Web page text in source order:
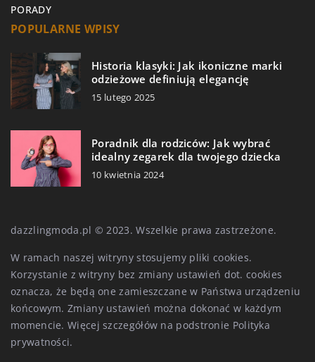
PORADY
POPULARNE WPISY
Historia klasyki: Jak ikoniczne marki
odzieżowe definiują elegancję
15 lutego 2025
Poradnik dla rodziców: Jak wybrać
idealny zegarek dla twojego dziecka
10 kwietnia 2024
dazzlingmoda.pl © 2023. Wszelkie prawa zastrzeżone.
W ramach naszej witryny stosujemy pliki cookies.
Korzystanie z witryny bez zmiany ustawień dot. cookies
oznacza, że będą one zamieszczane w Państwa urządzeniu
końcowym. Zmiany ustawień można dokonać w każdym
momencie. Więcej szczegółów na podstronie Polityka
prywatności.